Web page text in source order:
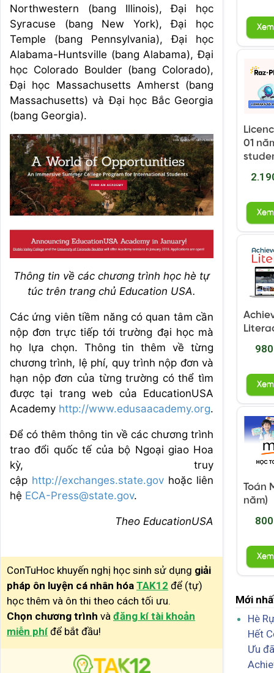
Northwestern (bang Illinois), Đại học
Syracuse (bang New York), Đại học
Temple (bang Pennsylvania), Đại học
Alabama-Huntsville (bang Alabama), Đại
học Colorado Boulder (bang Colorado),
Đại học Massachusetts Amherst (bang
Massachusetts) và Đại học Bắc Georgia
(bang Georgia).
Thông tin về các chương trình học hè tự
túc trên trang chủ Education USA.
Các ứng viên tiềm năng có quan tâm cần
nộp đơn trực tiếp tới trường đại học mà
họ lựa chọn. Thông tin thêm về từng
chương trình, lệ phí, quy trình nộp đơn và
hạn nộp đơn của từng trường có thể tìm
được tại trang web của EducationUSA
Academy http://www.edusaacademy.org.
Để có thêm thông tin về các chương trình
trao đổi quốc tế của bộ Ngoại giao Hoa
kỳ, truy
cập http://exchanges.state.gov hoặc liên
hệ ECA-Press@state.gov.
Theo EducationUSA
ConTuHoc khuyến nghị học sinh sử dụng giải
pháp ôn luyện cá nhân hóa TAK12 để (tự)
học thêm và ôn thi theo cách tối ưu.
Chọn chương trình và đăng kí tài khoản
miễn phí để bắt đầu!
Xem
01
Xem
Xem
Toán
năm)
Xem
Mới
Hè
Hết
Ưu